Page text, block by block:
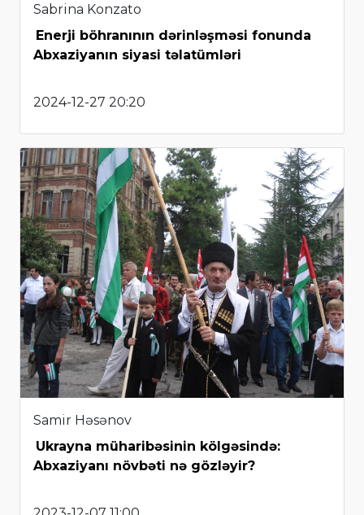
Sabrina Konzato
Enerji böhranının dərinləşməsi fonunda
Abxaziyanın siyasi təlatümləri
2024-12-27 20:20
Samir Həsənov
Ukrayna müharibəsinin kölgəsində:
Abxaziyanı növbəti nə gözləyir?